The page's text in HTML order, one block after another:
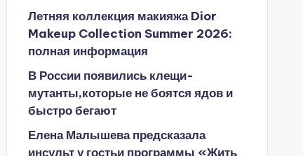
Летняя коллекция макияжа Dior
Makeup Collection Summer 2026:
полная информация
В России появились клещи-
мутанты,которые не боятся ядов и
быстро бегают
Елена Малышева предсказала
инсульт у гостьи программы «Жить